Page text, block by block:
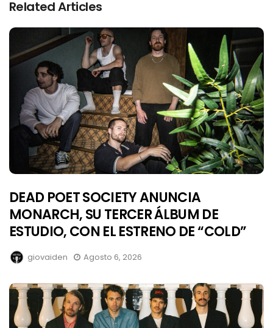
Related Articles
DEAD POET SOCIETY ANUNCIA
MONARCH, SU TERCER ÁLBUM DE
ESTUDIO, CON EL ESTRENO DE “COLD”
giovaiden Agosto 6, 2026